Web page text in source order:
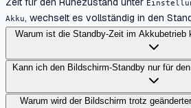
Akku, wechselt es vollständig in den
Warum ist die Standby-Zeit im Akkubetrieb
Kann ich den Bildschirm-Standby nur für
Warum wird der Bildschirm trotz